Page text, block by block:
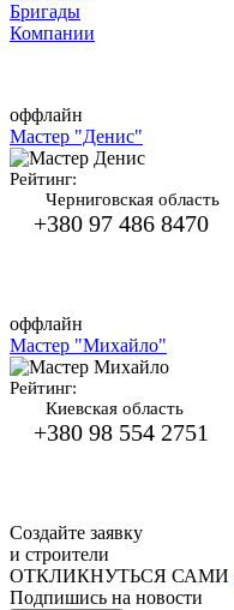
Бригады
Компании
оффлайн
Мастер "Денис"
Рейтинг:
Черниговская область
+380 97 486 8470
оффлайн
Мастер "Михайло"
Рейтинг:
Киевская область
+380 98 554 2751
Создайте заявку
и строители
ОТКЛИКНУТЬСЯ САМИ
Подпишись на новости